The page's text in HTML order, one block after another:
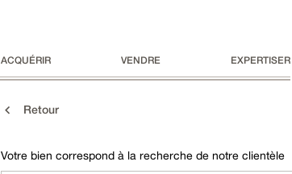
ACQUÉRIR VENDRE EXPERTISER
Retour
Votre bien correspond à la recherche de notre clientèle